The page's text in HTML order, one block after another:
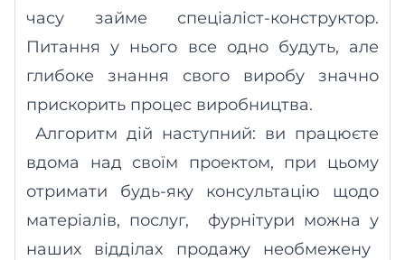
часу займе спеціаліст-конструктор.
Питання у нього все одно будуть, але
глибоке знання свого виробу значно
прискорить процес виробництва.
Алгоритм дій наступний: ви працюєте
вдома над своїм проектом, при цьому
отримати будь-яку консультацію щодо
матеріалів, послуг,
фурнітури можнау
наших відділах продажу необмежену